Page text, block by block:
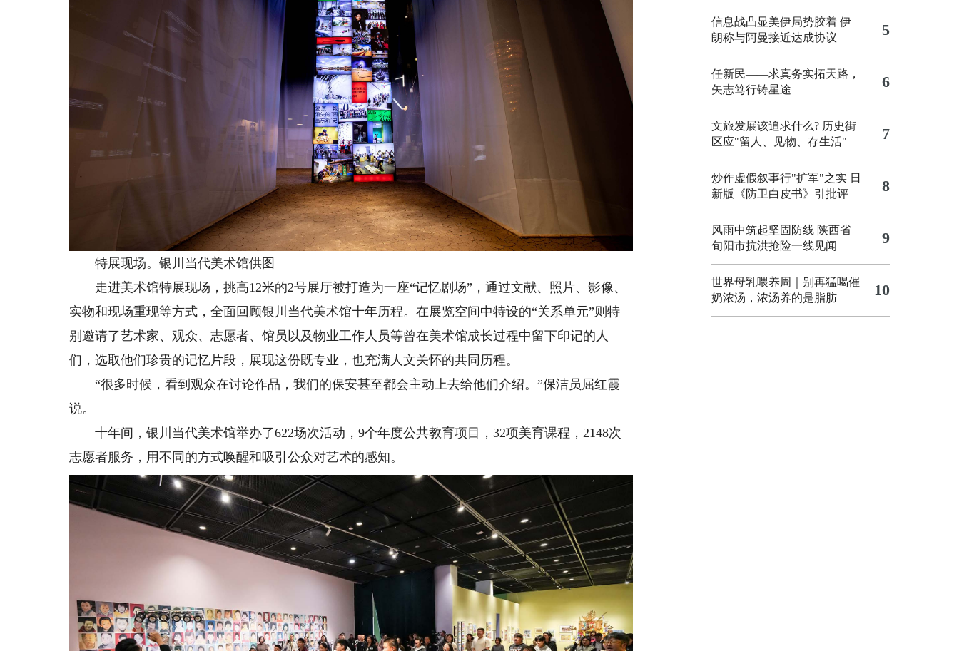
特展现场。银川当代美术馆供图
走进美术馆特展现场，挑高12米的2号展厅被打造为一座“记忆剧场”，通过文献、照片、影像、
实物和现场重现等方式，全面回顾银川当代美术馆十年历程。在展览空间中特设的“关系单元”则特
别邀请了艺术家、观众、志愿者、馆员以及物业工作人员等曾在美术馆成长过程中留下印记的人
们，选取他们珍贵的记忆片段，展现这份既专业，也充满人文关怀的共同历程。
“很多时候，看到观众在讨论作品，我们的保安甚至都会主动上去给他们介绍。”保洁员屈红霞
说。
十年间，银川当代美术馆举办了622场次活动，9个年度公共教育项目，32项美育课程，2148次
志愿者服务，用不同的方式唤醒和吸引公众对艺术的感知。
信息战凸显美伊局势胶着 伊
朗称与阿曼接近达成协议
5
任新民——求真务实拓天路，
矢志笃行铸星途
6
文旅发展该追求什么? 历史街
区应"留人、见物、存生活"
7
炒作虚假叙事行"扩军"之实 日
新版《防卫白皮书》引批评
8
风雨中筑起坚固防线 陕西省
旬阳市抗洪抢险一线见闻
9
世界母乳喂养周｜别再猛喝催
奶浓汤，浓汤养的是脂肪
10